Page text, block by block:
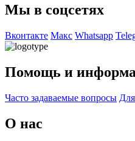
Мы в соцсетях
Вконтакте Макс Whatsapp
Помощь и
Часто задаваемые вопросы
О нас